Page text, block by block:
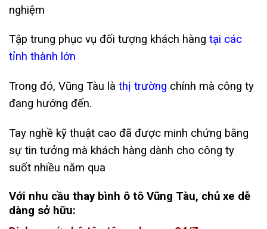
nghiệm
Tập trung phục vụ đối tượng khách hàng tại các
tỉnh thành lớn
Trong đó, Vũng Tàu là thị trường chính mà công ty
đang hướng đến.
Tay nghề kỹ thuật cao đã được minh chứng bằng
sự tin tưởng mà khách hàng dành cho công ty
suốt nhiều năm qua
Với nhu cầu thay bình ô tô Vũng Tàu, chủ xe dễ
dàng sở hữu: